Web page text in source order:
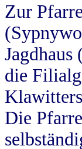
Zur
die
Die